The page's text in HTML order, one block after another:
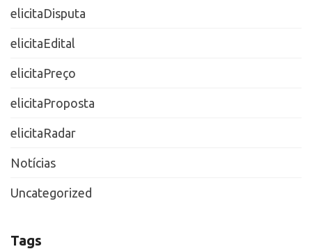
elicitaDisputa
elicitaEdital
elicitaPreço
elicitaProposta
elicitaRadar
Notícias
Uncategorized
Tags